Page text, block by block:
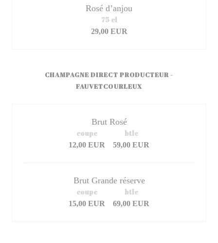
Rosé d’anjou
29,00 EUR
75 cl
CHAMPAGNE DIRECT PRODUCTEUR -
FAUVETCOURLEUX
Brut Rosé
12,00 EUR
coupe
59,00 EUR
btle
Brut Grande réserve
15,00 EUR
coupe
69,00 EUR
btle